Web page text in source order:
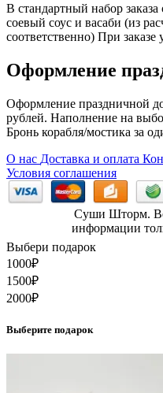
В стандартный набор
соевый соус и васаби (из
соответственно) При заказе
Оформление
Оформление праздничной
рублей. Наполнение на
Бронь корабля/мостика за
О нас Доставка и оплата
Условия соглашения
Суши Шторм.
информации
Выбери подарок
1000₽
1500₽
2000₽
Выберите подарок